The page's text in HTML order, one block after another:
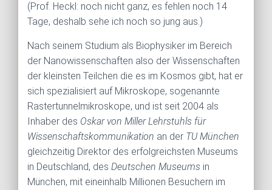
(Prof. Heckl: noch nicht ganz, es fehlen noch 14
Tage, deshalb sehe ich noch so jung aus.)
Nach seinem Studium als Biophysiker im Bereich
der Nanowissenschaften also der Wissenschaften
der kleinsten Teilchen die es im Kosmos gibt, hat er
sich spezialisiert auf Mikroskope, sogenannte
Rastertunnelmikroskope, und ist seit 2004 als
Inhaber des Oskar von Miller Lehrstuhls für
Wissenschaftskommunikation an der TU München
gleichzeitig Direktor des erfolgreichsten Museums
in Deutschland, des Deutschen Museums in
München, mit eineinhalb Millionen Besuchern im